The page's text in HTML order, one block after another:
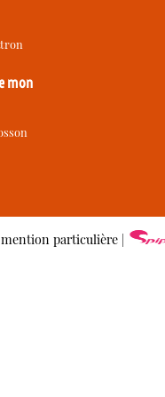
mon
particulière |